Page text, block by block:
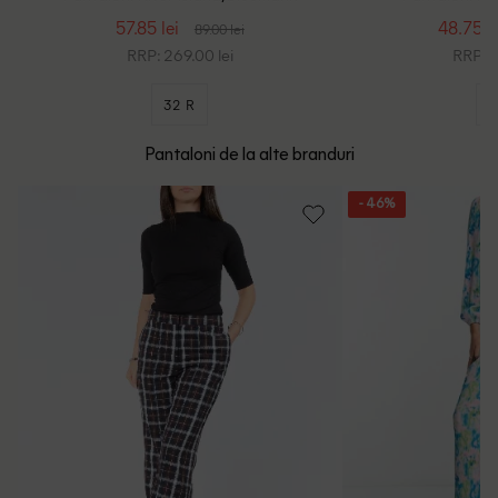
57.85 lei 89.00 lei
RRP: 269.00 lei
32 R
48.75
RRP:
Pantaloni de la alte branduri
- 46%